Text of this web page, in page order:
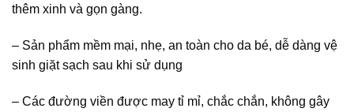
thêm xinh và gọn gàng.
– Sản phẩm mềm mại, nhẹ, an toàn cho da bé, dễ dàng vệ
sinh giặt sạch sau khi sử dụng
– Các đường viền được may tỉ mỉ, chắc chắn, không gây